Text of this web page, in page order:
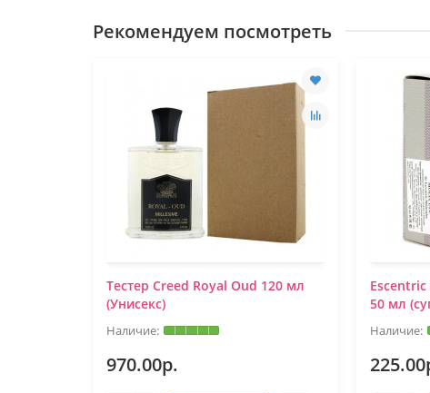
Рекомендуем посмотреть
Тестер Creed Royal Oud 120 мл
(Унисекс)
970.00р.
50 мл